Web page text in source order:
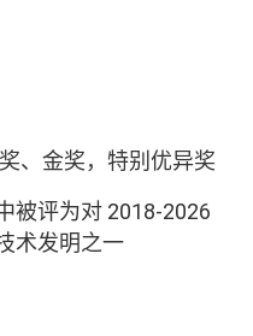
、金奖，特别优异奖
被评为对 2018-2026
术发明之一